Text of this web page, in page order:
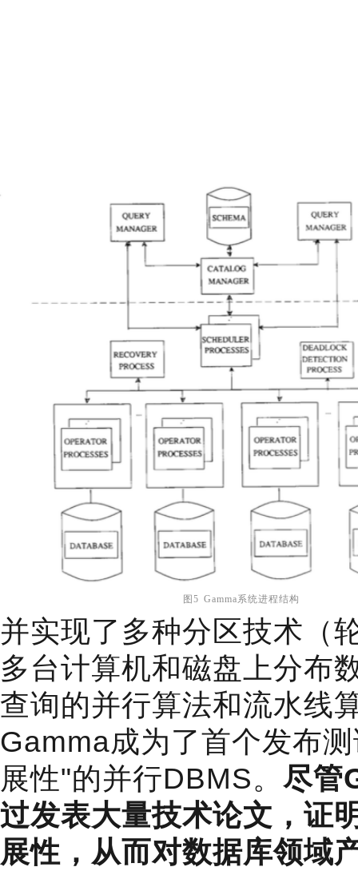
图5 Gamma系统进程结构
并实现了多种分区技术（
多台计算机和磁盘上分布
查询的并行算法和流水线
Gamma成为了首个发布
展性"的并行DBMS。 尽管
过发表大量技术论文，证
展性，从而对数据库领域